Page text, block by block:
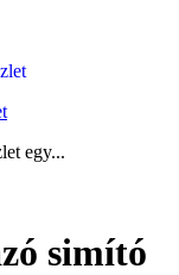
egy...
simító